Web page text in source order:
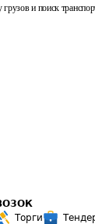
грузов и поиск
Торги